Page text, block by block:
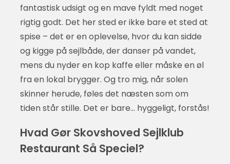
fantastisk udsigt og en mave fyldt med noget
rigtig godt. Det her sted er ikke bare et sted at
spise – det er en oplevelse, hvor du kan sidde
og kigge på sejlbåde, der danser på vandet,
mens du nyder en kop kaffe eller måske en øl
fra en lokal brygger. Og tro mig, når solen
skinner herude, føles det næsten som om
tiden står stille. Det er bare... hyggeligt, forstås!
Hvad Gør Skovshoved Sejlklub
Restaurant Så Speciel?